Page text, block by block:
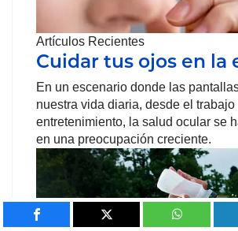
Artículos Recientes
Cuidar tus ojos en la
En un escenario donde las
nuestra vida diaria, desde el trabajo
entretenimiento, la salud ocular se
en una preocupación creciente.